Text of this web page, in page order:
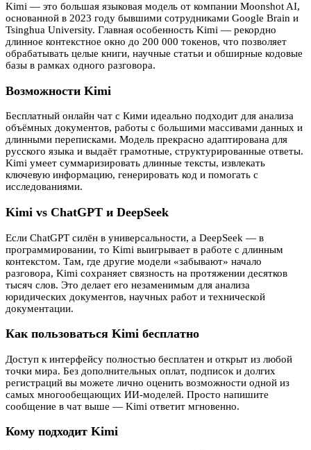
Kimi — это большая языковая модель от компании Moonshot AI,
основанной в 2023 году бывшими сотрудниками Google Brain и
Tsinghua University. Главная особенность Kimi — рекордно
длинное контекстное окно до 200 000 токенов, что позволяет
обрабатывать целые книги, научные статьи и обширные кодовые
базы в рамках одного разговора.
Возможности Kimi
Бесплатный онлайн чат с Кими идеально подходит для анализа
объёмных документов, работы с большими массивами данных и
длинными переписками. Модель прекрасно адаптирована для
русского языка и выдаёт грамотные, структурированные ответы.
Kimi умеет суммаризировать длинные тексты, извлекать
ключевую информацию, генерировать код и помогать с
исследованиями.
Kimi vs ChatGPT и DeepSeek
Если ChatGPT силён в универсальности, а DeepSeek — в
программировании, то Kimi выигрывает в работе с длинным
контекстом. Там, где другие модели «забывают» начало
разговора, Kimi сохраняет связность на протяжении десятков
тысяч слов. Это делает его незаменимым для анализа
юридических документов, научных работ и технической
документации.
Как пользоваться Kimi бесплатно
Доступ к интерфейсу полностью бесплатен и открыт из любой
точки мира. Без дополнительных оплат, подписок и долгих
регистраций вы можете лично оценить возможности одной из
самых многообещающих ИИ-моделей. Просто напишите
сообщение в чат выше — Kimi ответит мгновенно.
Кому подходит Kimi